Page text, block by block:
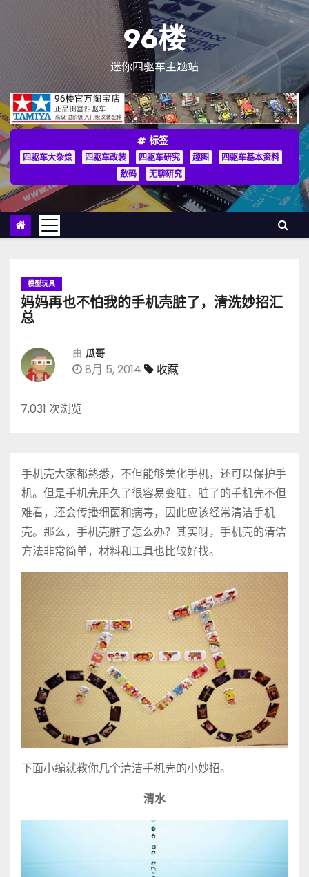
96楼
迷你四驱车主题站
标签
四驱车大杂烩 四驱车改装 四驱车研究 趣图
四驱车基本资料
数码
无聊研究
模型玩具
妈妈再也不怕我的手机壳脏了，清洗妙招汇
总
由 瓜哥
8月 5, 2014 收藏
7,031 次浏览
手机壳大家都熟悉，不但能够美化手机，还可以保护手
机。但是手机壳用久了很容易变脏，脏了的手机壳不但
难看，还会传播细菌和病毒，因此应该经常清洁手机
壳。那么，手机壳脏了怎么办？其实呀，手机壳的清洁
方法非常简单，材料和工具也比较好找。
下面小编就教你几个清洁手机壳的小妙招。
清水